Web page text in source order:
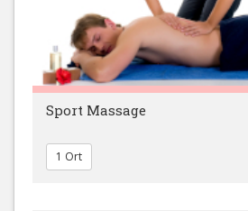
Sport Massage
1 Ort